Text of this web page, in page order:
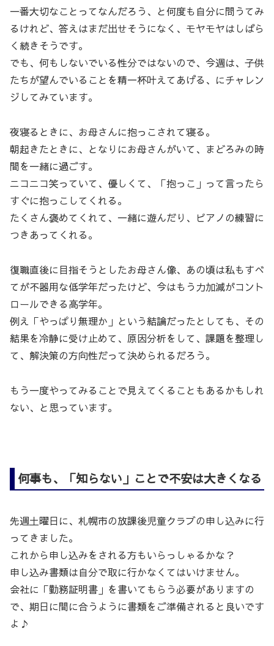
一番大切なことってなんだろう、と何度も自分に問うてみ
るけれど、答えはまだ出せそうになく、モヤモヤはしばら
く続きそうです。
でも、何もしないでいる性分ではないので、今週は、子供
たちが望んでいることを精一杯叶えてあげる、にチャレン
ジしてみています。
夜寝るときに、お母さんに抱っこされて寝る。
朝起きたときに、となりにお母さんがいて、まどろみの時
間を一緒に過ごす。
ニコニコ笑っていて、優しくて、「抱っこ」って言ったら
すぐに抱っこしてくれる。
たくさん褒めてくれて、一緒に遊んだり、ピアノの練習に
つきあってくれる。
復職直後に目指そうとしたお母さん像、あの頃は私もすべ
てが不器用な低学年だったけど、今はもう力加減がコント
ロールできる高学年。
例え「やっぱり無理か」という結論だったとしても、その
結果を冷静に受け止めて、原因分析をして、課題を整理し
て、解決策の方向性だって決められるだろう。
もう一度やってみることで見えてくることもあるかもしれ
ない、と思っています。
何事も、「知らない」ことで不安は大きくなる
先週土曜日に、札幌市の放課後児童クラブの申し込みに行
ってきました。
これから申し込みをされる方もいらっしゃるかな？
申し込み書類は自分で取に行かなくてはいけません。
会社に「勤務証明書」を書いてもらう必要がありますの
で、期日に間に合うように書類をご準備されると良いです
よ♪